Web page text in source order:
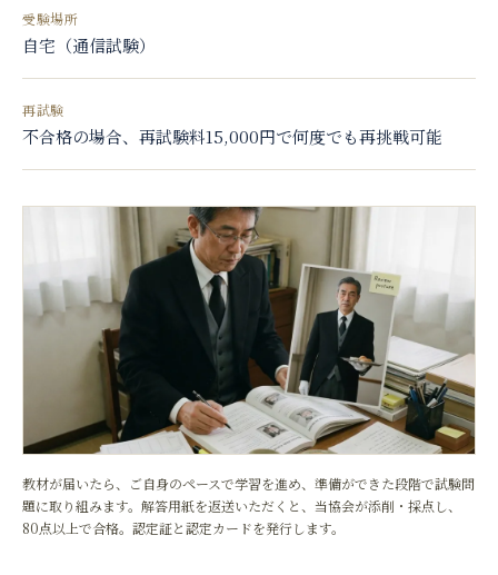
受験場所
自宅（通信試験）
再試験
不合格の場合、再試験料15,000円で何度でも再挑戦可能
教材が届いたら、ご自身のペースで学習を進め、準備ができた段階で試験問
題に取り組みます。解答用紙を返送いただくと、当協会が添削・採点し、
80点以上で合格。認定証と認定カードを発行します。